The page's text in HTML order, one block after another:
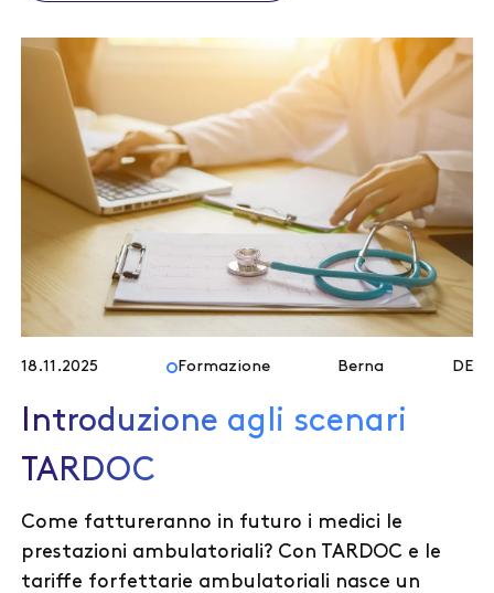
18.11.2025 Formazione Berna DE
Introduzione agli scenari
TARDOC
Come fattureranno in futuro i medici le
prestazioni ambulatoriali? Con TARDOC e le
tariffe forfettarie ambulatoriali nasce un